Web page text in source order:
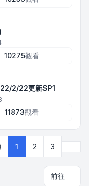
10275觀看
2/22更新SP1
11873觀看
1 2 3
前往